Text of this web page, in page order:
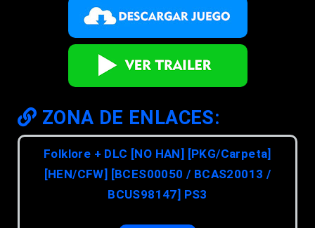
ZONA DE ENLACES:
Folklore + DLC [NO HAN] [PKG/Carpeta]
[HEN/CFW] [BCES00050 / BCAS20013 /
BCUS98147] PS3